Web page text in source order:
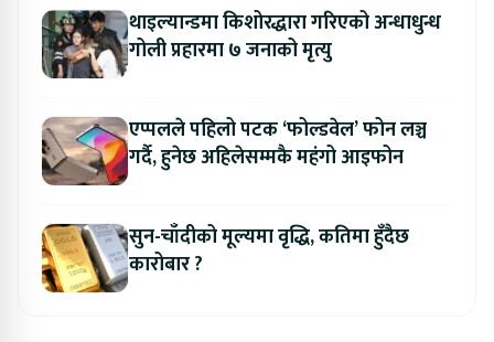
थाइल्यान्डमा किशोरद्धारा गरिएको अन्धाधुन्ध
गोली प्रहारमा ७ जनाको मृत्यु
एप्पलले पहिलो पटक ‘फोल्डवेल’ फोन लञ्च
गर्दै, हुनेछ अहिलेसम्मकै महंगो आइफोन
सुन-चाँदीको मूल्यमा वृद्धि, कतिमा हुँदैछ
कारोबार ?